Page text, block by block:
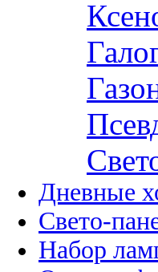
Дневные
Свето-
Набор